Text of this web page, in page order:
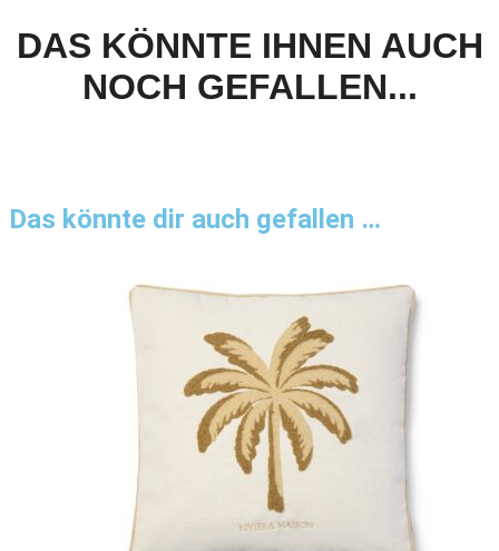
DAS KÖNNTE IHNEN AUCH
NOCH GEFALLEN...
Das könnte dir auch gefallen …